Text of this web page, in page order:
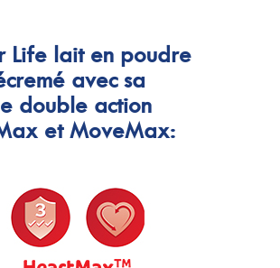
Life lait en poudre
avec sa
double action
et MoveMax: